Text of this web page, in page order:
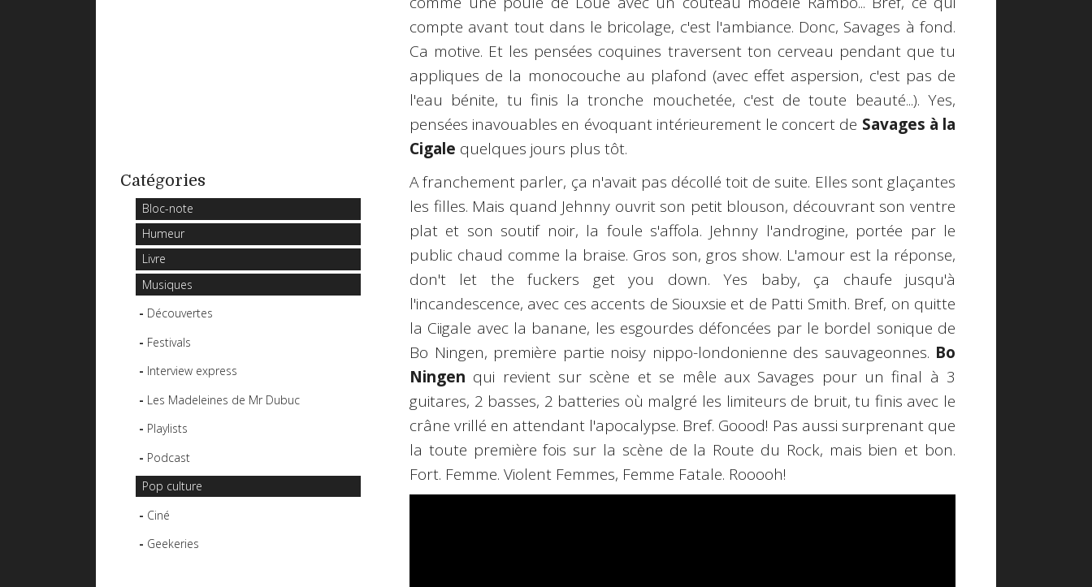
Catégories
Bloc-note
Humeur
Livre
Musiques
Découvertes
Festivals
Interview express
Les Madeleines de Mr Dubuc
Playlists
Podcast
Pop culture
Ciné
Geekeries
compte avant tout dans le bricolage, c'est l'ambiance. Donc, Savages à fond.
Ca motive. Et les pensées coquines traversent ton cerveau pendant que tu
appliques de la monocouche au plafond (avec effet aspersion, c'est pas de
l'eau bénite, tu finis la tronche mouchetée, c'est de toute beauté...). Yes,
pensées inavouables en évoquant intérieurement le concert de Savages à la
Cigale quelques jours plus tôt.
A franchement parler, ça n'avait pas décollé toit de suite. Elles sont glaçantes
les filles. Mais quand Jehnny ouvrit son petit blouson, découvrant son ventre
plat et son soutif noir, la foule s'affola. Jehnny l'androgine, portée par le
public chaud comme la braise. Gros son, gros show. L'amour est la réponse,
don't let the fuckers get you down. Yes baby, ça chaufe jusqu'à
l'incandescence, avec ces accents de Siouxsie et de Patti Smith. Bref, on quitte
la Ciigale avec la banane, les esgourdes défoncées par le bordel sonique de
Bo Ningen, première partie noisy nippo-londonienne des sauvageonnes. Bo
Ningen qui revient sur scène et se mêle aux Savages pour un final à 3
guitares, 2 basses, 2 batteries où malgré les limiteurs de bruit, tu finis avec le
crâne vrillé en attendant l'apocalypse. Bref. Goood! Pas aussi surprenant que
la toute première fois sur la scène de la Route du Rock, mais bien et bon.
Fort. Femme. Violent Femmes, Femme Fatale. Rooooh!